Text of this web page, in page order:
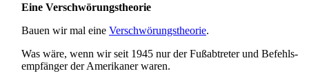
Eine Verschwörungstheorie
Bauen wir mal eine Verschwörungstheorie.
Was wäre, wenn wir seit 1945 nur der Fußabtreter und Befehls­
empfänger der Amerikaner waren.